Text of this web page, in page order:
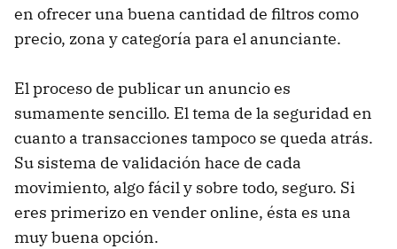
en ofrecer una buena cantidad de filtros como
precio, zona y categoría para el anunciante.
El proceso de publicar un anuncio es
sumamente sencillo. El tema de la seguridad en
cuanto a transacciones tampoco se queda atrás.
Su sistema de validación hace de cada
movimiento, algo fácil y sobre todo, seguro. Si
eres primerizo en vender online, ésta es una
muy buena opción.